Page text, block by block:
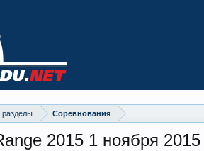
разделы Соревнования
2015 1 ноября